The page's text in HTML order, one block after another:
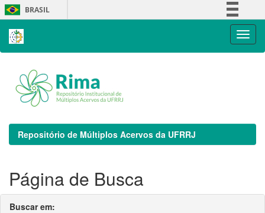
Skip
navigation
BRASIL
Repositório de Múltiplos Acervos da UFRRJ
Página de Busca
Buscar em: